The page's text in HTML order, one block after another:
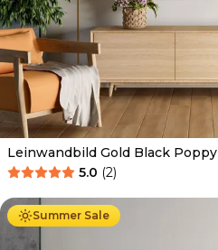
Leinwandbild Gold Black Poppy
5.0 (2)
Summer Sale
Ab 39.90 € 34.90